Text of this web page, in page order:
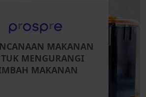
MAKANAN
MENGURANGI
MAKANAN